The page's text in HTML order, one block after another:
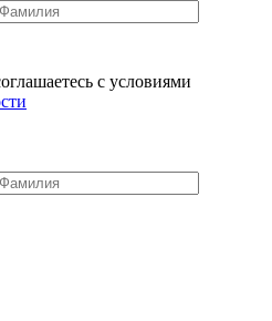
с условиями